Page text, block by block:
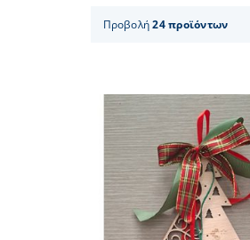
Επικοινωνία
Προβολή24 προϊόντων